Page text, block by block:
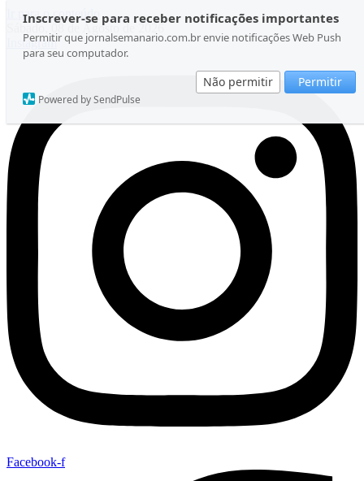
Inscrever-se para receber notificações importantes
Permitir que jornalsemanario.com.br envie notificações Web Push
para seu computador.
Não permitir Permitir
Powered by SendPulse
Ir para o conteúdo
Sábado, 08 de Agosto de 2026
Instagram
Facebook-f